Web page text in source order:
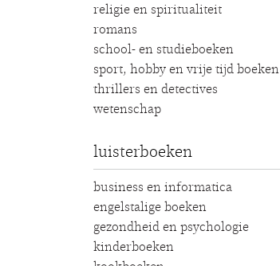
religie en spiritualiteit
romans
school- en studieboeken
sport, hobby en vrije tijd boeken
thrillers en detectives
wetenschap
luisterboeken
business en informatica
engelstalige boeken
gezondheid en psychologie
kinderboeken